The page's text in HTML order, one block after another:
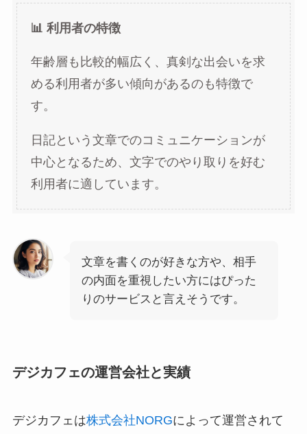
📊 利用者の特徴
年齢層も比較的幅広く、真剣な出会いを求
める利用者が多い傾向があるのも特徴で
す。
日記という文章でのコミュニケーションが
中心となるため、文字でのやり取りを好む
利用者に適しています。
文章を書くのが好きな方や、相手
の内面を重視したい方にはぴった
りのサービスと言えそうです。
デジカフェの運営会社と実績
デジカフェは株式会社NORGによって運営されて